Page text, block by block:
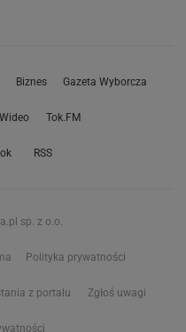
Biznes Gazeta Wyborcza
Wideo Tok.FM
RSS
sp. z o.o.
Polityka prywatności
z portalu Zgłoś uwagi